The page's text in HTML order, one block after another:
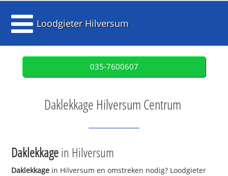
Loodgieter Hilversum
035-7600607
Daklekkage Hilversum Centrum
Daklekkagein Hilversum
Daklekkage in Hilversum en omstreken nodig? Loodgieter